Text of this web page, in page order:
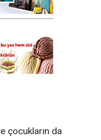
çocukların da